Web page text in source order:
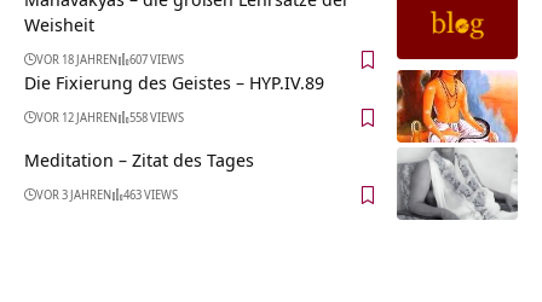
Weisheit
VOR 18 JAHREN 607 VIEWS
Die Fixierung des Geistes – HYP.IV.89
VOR 12 JAHREN 558 VIEWS
Meditation – Zitat des Tages
VOR 3 JAHREN 463 VIEWS